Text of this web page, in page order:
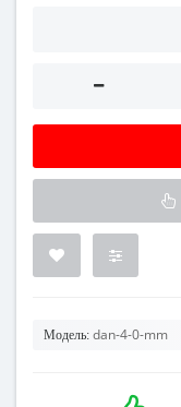
Модель: dan-4-0-mm